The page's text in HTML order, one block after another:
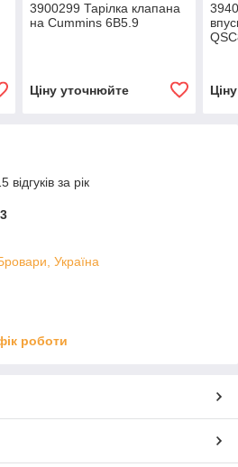
3900299 Тарілка клапана
на Cummins 6B5.9
Ціну уточнюйте
за рік
Україна
роботи